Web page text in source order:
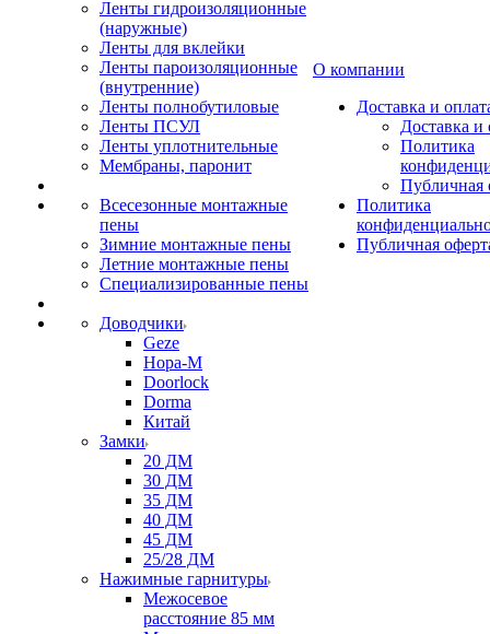
Ленты гидроизоляционные
(наружные)
Ленты для вклейки
Ленты пароизоляционные
(внутренние)
Ленты полнобутиловые
Ленты ПСУЛ
Ленты уплотнительные
Мембраны, паронит
Всесезонные монтажные
пены
Зимние монтажные пены
Летние монтажные пены
Специализированные пены
Доводчики
Geze
Нора-М
Doorlock
Dorma
Китай
Замки
20 ДМ
30 ДМ
35 ДМ
40 ДМ
45 ДМ
25/28 ДМ
Нажимные гарнитуры
Межосевое
расстояние 85 мм
О компании
Доставка и
Доставка и
Политика
Публичная
Политика
Публичная